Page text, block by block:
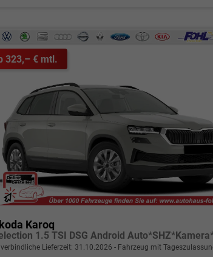
323,– € mtl.
Karoq
Lieferzeit: 31.10.2026 Fahrzeug mit